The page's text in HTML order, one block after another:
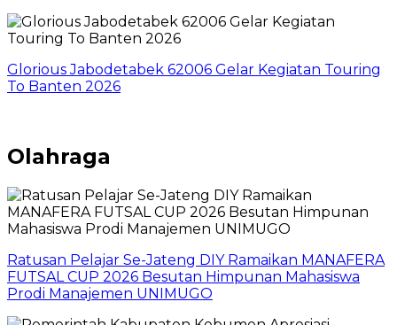
Glorious Jabodetabek 62006 Gelar Kegiatan Touring
To Banten 2026
Olahraga
Ratusan Pelajar Se-Jateng DIY Ramaikan MANAFERA
FUTSAL CUP 2026 Besutan Himpunan Mahasiswa
Prodi Manajemen UNIMUGO